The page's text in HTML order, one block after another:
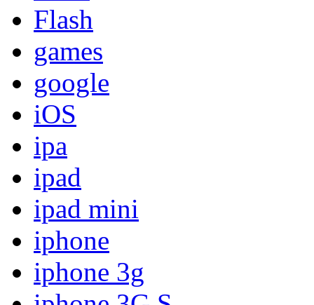
Flash
games
google
iOS
ipa
ipad
ipad mini
iphone
iphone 3g